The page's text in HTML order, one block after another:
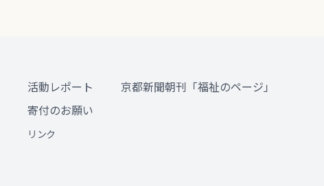
活動レポート
京都新聞朝刊「福祉のページ」
寄付のお願い
リンク